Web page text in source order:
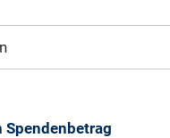
Spendenbetrag